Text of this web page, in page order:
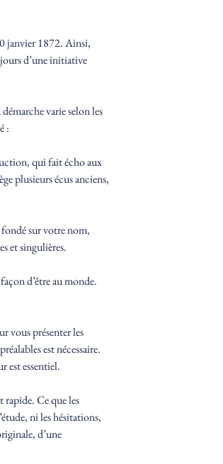
janvier 1872. Ainsi,
d’une initiative
varie selon les
:
qui fait écho aux
plusieurs écus anciens,
sur votre nom,
et singulières.
d’être au monde.
vous présenter les
est nécessaire.
est essentiel.
Ce que les
ni les hésitations,
d’une